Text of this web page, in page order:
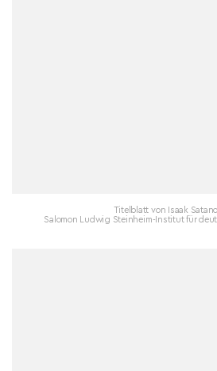
Titelblatt von Isaak
Salomon Ludwig Steinheim-Institut für